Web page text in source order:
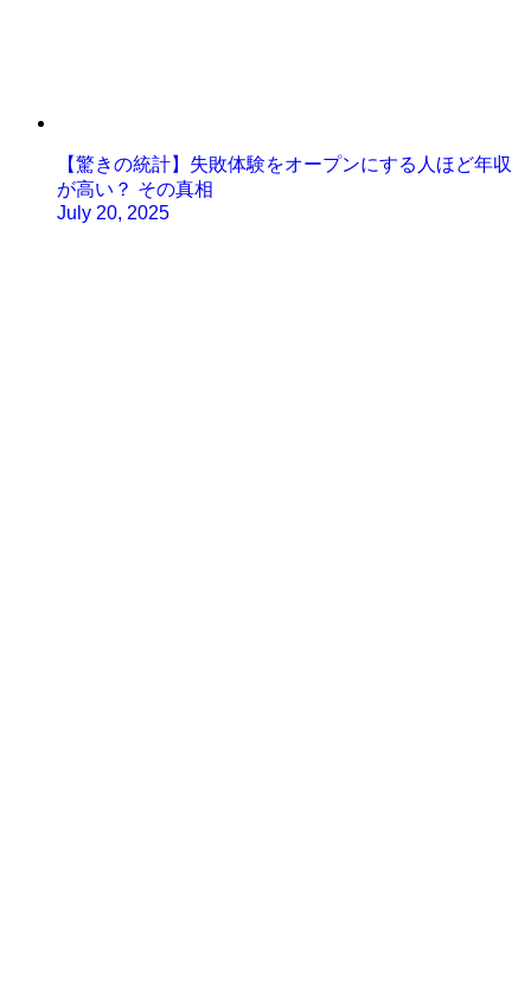
【驚きの統計】失敗体験をオープンにする人ほど年収
が高い？ その真相
July 20, 2025